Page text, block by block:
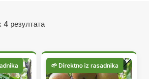
4 резултатаСортирано
популарности